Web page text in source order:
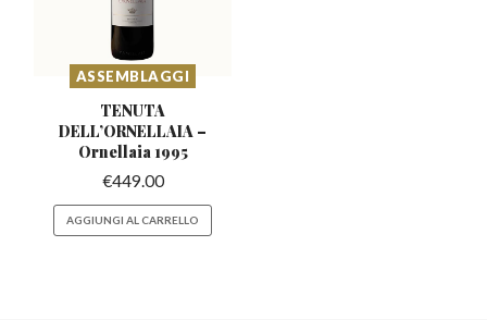
ASSEMBLAGGI
TENUTA
DELL’ORNELLAIA –
Ornellaia 1995
€449.00
AGGIUNGI AL CARRELLO